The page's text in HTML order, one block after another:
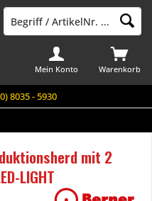
8035 - 5930
Warenkorb
Mein Konto
mit 2
LIGHT